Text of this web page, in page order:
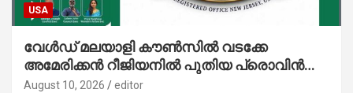
USA
വേൾഡ് മലയാളി കൗൺസിൽ വടക്കേ
അമേരിക്കൻ റീജിയനിൽ പുതിയ പ്രൊവിൻസ്;
ഗ്രേറ്റർ ഷാർലറ്റ് പ്രൊവിൻസിന് തുടക്കം
August 10, 2026 editor